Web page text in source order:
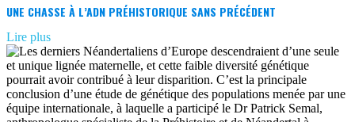
UNE CHASSE À L’ADN PRÉHISTORIQUE SANS PRÉCÉDENT
Lire plus